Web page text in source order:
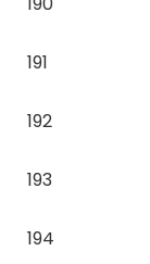
191
192
193
194